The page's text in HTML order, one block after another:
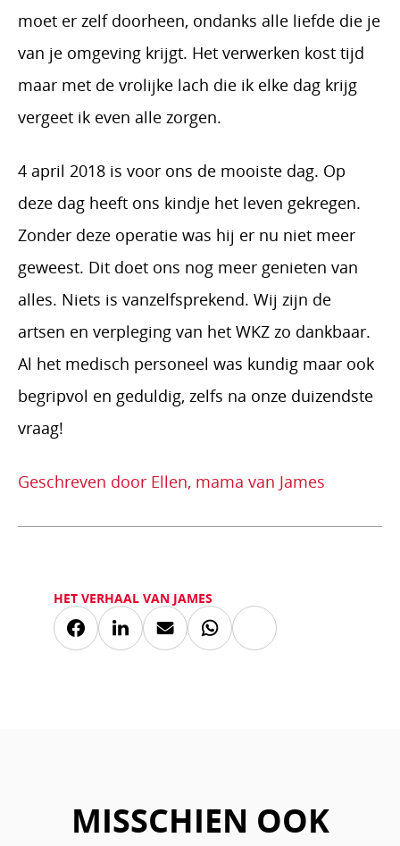
moet er zelf doorheen, ondanks alle liefde die je
van je omgeving krijgt. Het verwerken kost tijd
maar met de vrolijke lach die ik elke dag krijg
vergeet ik even alle zorgen.
4 april 2018 is voor ons de mooiste dag. Op
deze dag heeft ons kindje het leven gekregen.
Zonder deze operatie was hij er nu niet meer
geweest. Dit doet ons nog meer genieten van
alles. Niets is vanzelfsprekend. Wij zijn de
artsen en verpleging van het WKZ zo dankbaar.
Al het medisch personeel was kundig maar ook
begripvol en geduldig, zelfs na onze duizendste
vraag!
Geschreven door Ellen, mama van James
HET VERHAAL VAN JAMES
Deel
Deel
Deel
Deel
Kopieer
MISSCHIEN OOK